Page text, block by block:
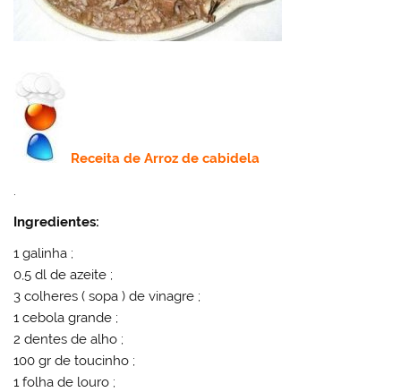
Receita deArroz de cabidela
Ingredientes:
1 galinha ;
0,5 dl de azeite ;
3 colheres ( sopa ) de vinagre ;
1 cebola grande ;
2 dentes de alho ;
100 gr de toucinho ;
1 folha de louro ;